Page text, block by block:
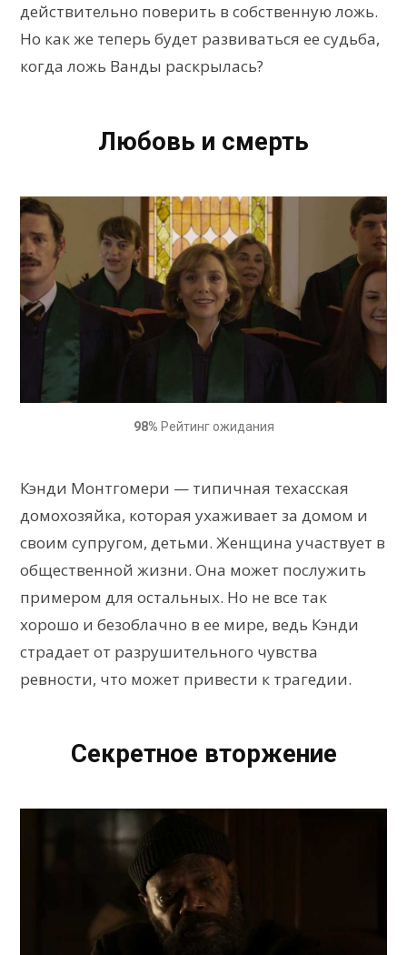
действительно поверить в собственную ложь.
Но как же теперь будет развиваться ее судьба,
когда ложь Ванды раскрылась?
Любовь и смерть
98% Рейтинг ожидания
Кэнди Монтгомери — типичная техасская
домохозяйка, которая ухаживает за домом и
своим супругом, детьми. Женщина участвует в
общественной жизни. Она может послужить
примером для остальных. Но не все так
хорошо и безоблачно в ее мире, ведь Кэнди
страдает от разрушительного чувства
ревности, что может привести к трагедии.
Секретное вторжение